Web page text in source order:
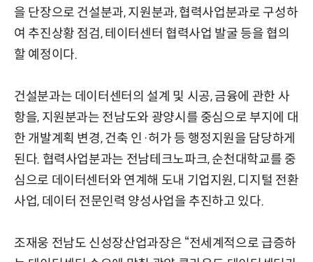
을 단장으로 건설분과, 지원분과, 협력사업분과로 구성하
여 추진상황 점검, 테이터센터 협력사업 발굴 등을 협의
할 예정이다.
건설분과는 데이터센터의 설계 및 시공, 금융에 관한 사
항을, 지원분과는 전남도와 광양시를 중심으로 부지에 대
한 개발계획 변경, 건축 인·허가 등 행정지원을 담당하게
된다. 협력사업분과는 전남테크노파크, 순천대학교를 중
심으로 데이터센터와 연계해 도내 기업지원, 디지털 전환
사업, 데이터 전문인력 양성사업을 추진하고 있다.
조재웅 전남도 신성장산업과장은 “전세계적으로 급증하